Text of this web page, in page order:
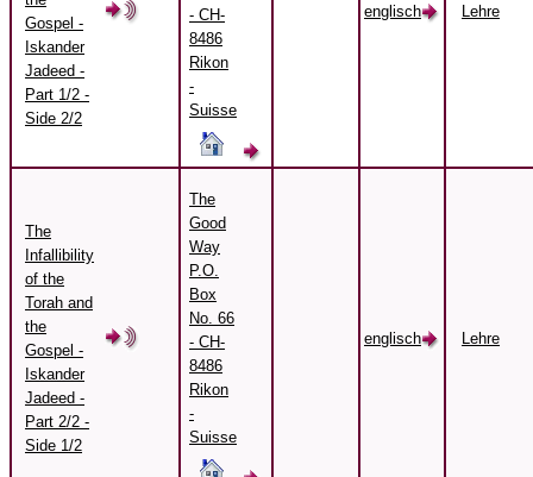
Gospel -
Iskander
Jadeed -
Part 1/2 -
Side 2/2
- CH-
8486
Rikon
-
Suisse
englisch Lehre
The
Infallibility
of the
Torah and
the
Gospel -
Iskander
Jadeed -
Part 2/2 -
Side 1/2
The
Good
Way
P.O.
Box
No. 66
- CH-
8486
Rikon
-
Suisse
englisch Lehre